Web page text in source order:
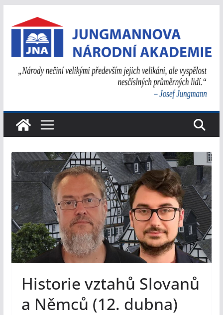
na
obsah
Historie vztahů Slovanů
a Němců (12. dubna)